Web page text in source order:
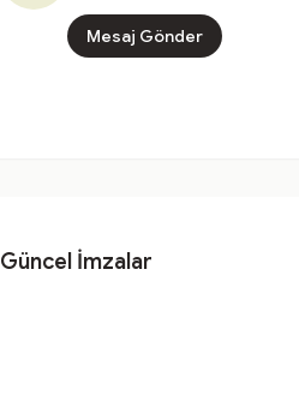
Mesaj Gönder
Güncel İmzalar